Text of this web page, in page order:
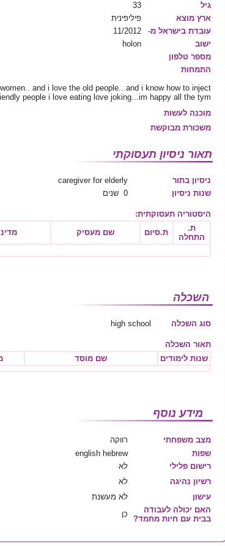
גיל
33
ארץ מוצא
פיליפינית
עובדת בישראל מ-
11/2012
ישוב
holon
מספר טלפון
התמחות
and i love the old people...and i know how to inject
people i love eating love joking...im happy all the tym...
מוכנה לעשות
משכורת מבוקשת
תאור ניסיון תעסוקתי
ניסיון בתור
caregiver for elderly
שנות ניסיון
0 שנים
היסטוריה תעסוקתית:
ת.
התחלה
ת.סיום שם מעסיק
השכלה
סוג השכלה high school
תאור השכלה
שנות לימודים
שם מוסד
מידע נוסף
מצב משפחתי
רווקה
שפות
english hebrew
רישום פלילי
לא
רשיון נהיגה
לא
עישון
לא מעשנת
האם יכולה לעבודה
בבית עם חיות מחמד?
כן